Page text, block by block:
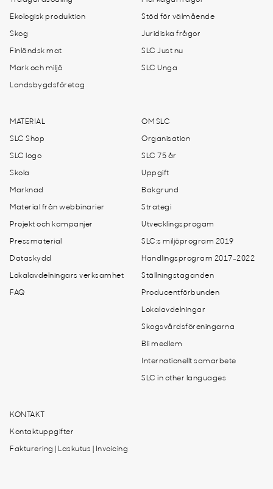
Ekologisk produktion
Skog
Finländsk mat
Mark och miljö
Landsbygdsföretag
Stöd för välmående
Juridiska frågor
SLC Just nu
SLC Unga
MATERIAL
SLC Shop
SLC logo
Skola
Marknad
Material från webbinarier
Projekt och kampanjer
Pressmaterial
Dataskydd
Lokalavdelningars verksamhet
FAQ
OM SLC
Organisation
SLC 75 år
Uppgift
Bakgrund
Strategi
Utvecklingsprogam
SLC:s miljöprogram 2019
Handlingsprogram 2017-2022
Ställningstaganden
Producentförbunden
Lokalavdelningar
Skogsvårdsföreningarna
Bli medlem
Internationellt samarbete
SLC in other languages
KONTAKT
Kontaktuppgifter
Fakturering | Laskutus | Invoicing